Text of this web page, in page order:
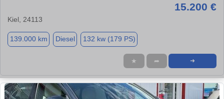
15.200 €
Kiel, 24113
139.000 km Diesel 132 kw (179 PS)
★ ➦ ➜